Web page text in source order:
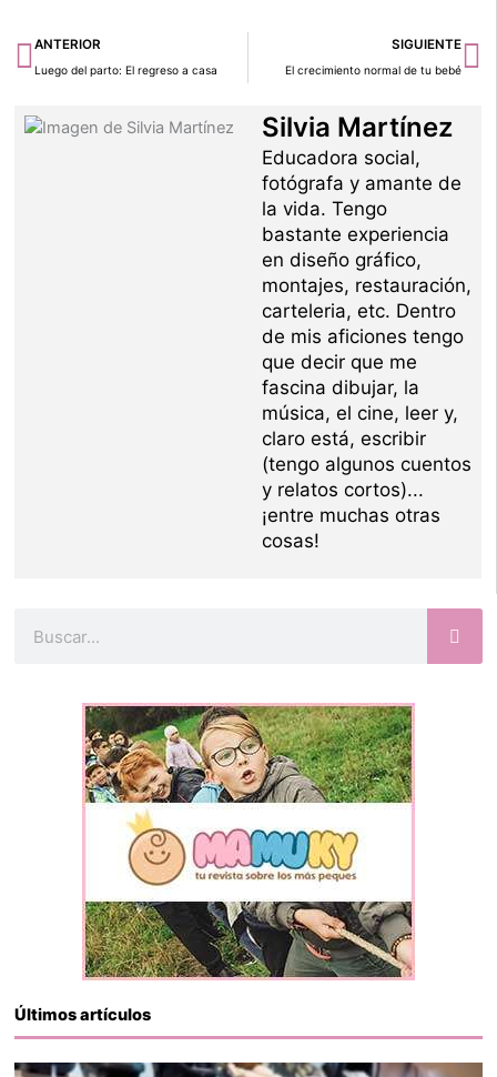
Ant
ANTERIOR
Luego del parto: El regreso a casa
SIGUIENTE
El crecimiento normal de tu bebé
Silvia Martínez
Educadora social,
fotógrafa y amante de
la vida. Tengo
bastante experiencia
en diseño gráfico,
montajes, restauración,
carteleria, etc. Dentro
de mis aficiones tengo
que decir que me
fascina dibujar, la
música, el cine, leer y,
claro está, escribir
(tengo algunos cuentos
y relatos cortos)...
¡entre muchas otras
cosas!
Últimos artículos